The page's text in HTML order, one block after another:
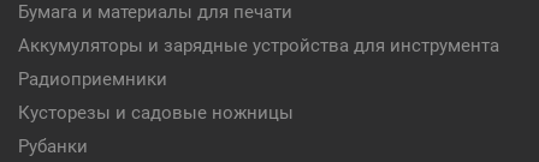
Бумага и материалы для печати
Аккумуляторы и зарядные устройства для инструмента
Радиоприемники
Кусторезы и садовые ножницы
Рубанки